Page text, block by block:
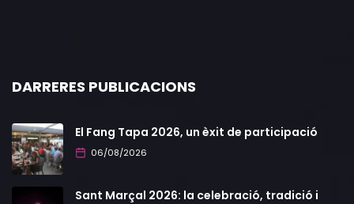
DARRERES PUBLICACIONS
El Fang Tapa 2026, un èxit de participació
06/08/2026
Sant Marçal 2026: la celebració, tradició i